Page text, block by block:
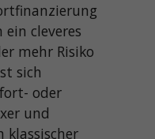
cleveres
mehr Risiko
sich
oder
und
klassischer